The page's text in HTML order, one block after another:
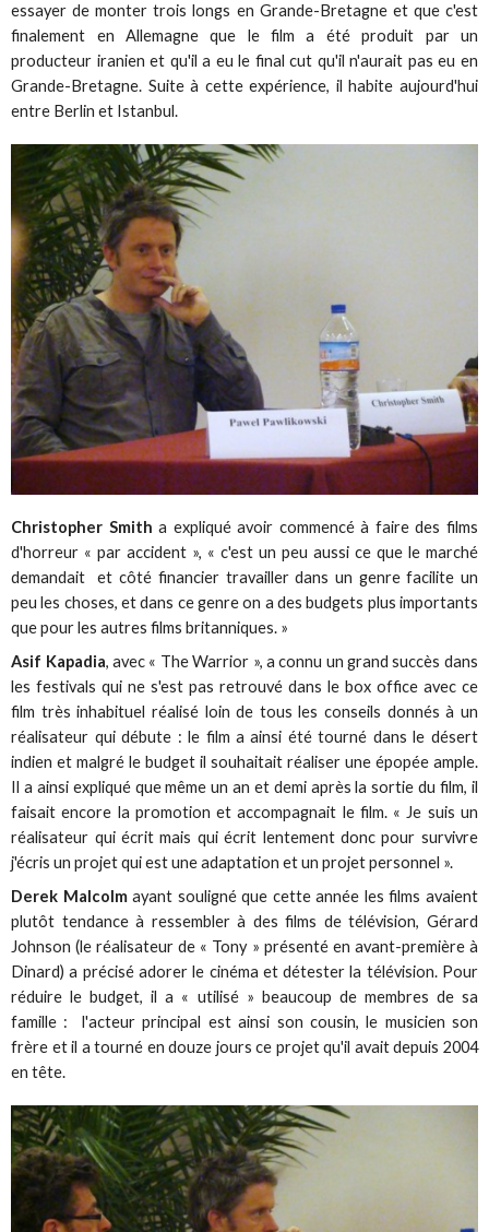
essayer de monter trois longs en Grande-Bretagne et que c'est
finalement en Allemagne que le film a été produit par un
producteur iranien et qu'il a eu le final cut qu'il n'aurait pas eu en
Grande-Bretagne. Suite à cette expérience, il habite aujourd'hui
entre Berlin et Istanbul.
Christopher Smith a expliqué avoir commencé à faire des films
d'horreur « par accident », « c'est un peu aussi ce que le marché
demandait et côté financier travailler dans un genre facilite un
peu les choses, et dans ce genre on a des budgets plus importants
que pour les autres films britanniques. »
Asif Kapadia, avec « The Warrior », a connu un grand succès dans
les festivals qui ne s'est pas retrouvé dans le box office avec ce
film très inhabituel réalisé loin de tous les conseils donnés à un
réalisateur qui débute : le film a ainsi été tourné dans le désert
indien et malgré le budget il souhaitait réaliser une épopée ample.
Il a ainsi expliqué que même un an et demi après la sortie du film, il
faisait encore la promotion et accompagnait le film. « Je suis un
réalisateur qui écrit mais qui écrit lentement donc pour survivre
j'écris un projet qui est une adaptation et un projet personnel ».
Derek Malcolmayant souligné que cette année les films avaient
plutôt tendance à ressembler à des films de télévision, Gérard
Johnson (le réalisateur de « Tony » présenté en avant-première à
Dinard) a précisé adorer le cinéma et détester la télévision. Pour
réduire le budget, il a « utilisé » beaucoup de membres de sa
famille : l'acteur principal est ainsi son cousin, le musicien son
frère et il a tourné en douze jours ce projet qu'il avait depuis 2004
en tête.